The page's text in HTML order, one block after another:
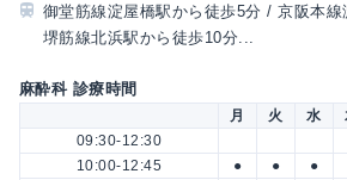
御堂筋線淀屋橋駅から徒歩5分 / 京阪本
堺筋線北浜駅から徒歩10分...
麻酔科 診療時間
月 火 水
09:30-12:30
10:00-12:45
● ● ●